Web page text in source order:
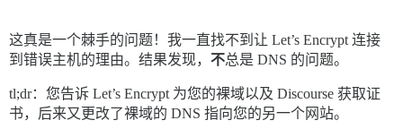
这真是一个棘手的问题！我一直找不到让 Let’s Encrypt 连接
到错误主机的理由。结果发现， 不总是 DNS 的问题。
tl;dr：您告诉 Let’s Encrypt 为您的裸域以及 Discourse 获取证
书，后来又更改了裸域的 DNS 指向您的另一个网站。